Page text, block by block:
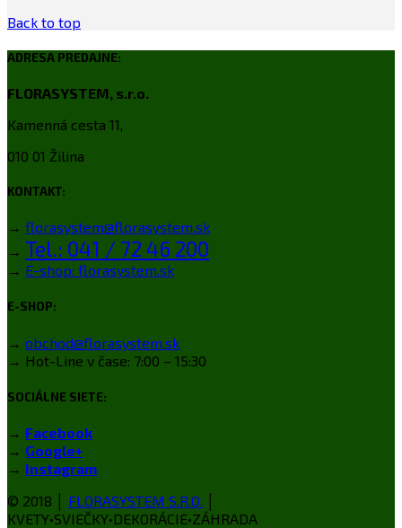
Back to top
ADRESA PREDAJNE:
FLORASYSTEM, s.r.o.
Kamenná cesta 11,
010 01 Žilina
KONTAKT:
→ florasystem@florasystem.sk
→ Tel.: 041 / 72 46 200
→ E-shop: florasystem.sk
E-SHOP:
→ obchod@florasystem.sk
→ Hot-Line v čase: 7:00 – 15:30
SOCIÁLNE SIETE:
→ Facebook
→ Google+
→ Instagram
© 2018 │ FLORASYSTEM S.R.O.
KVETY•SVIEČKY•DEKORÁCIE•ZÁHRADA